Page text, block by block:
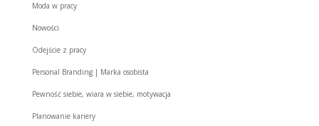
Moda w pracy
Nowości
Odejście z pracy
Personal Branding | Marka osobista
Pewność siebie, wiara w siebie, motywacja
Planowanie kariery